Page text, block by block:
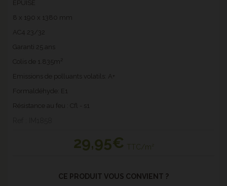
ÉPUISÉ
8 x 190 x 1380 mm
AC4 23/32
Garanti 25 ans
Colis de 1.835m²
Emissions de polluants volatils: A+
Formaldéhyde: E1
Résistance au feu : Cfl - s1
29,95€ TTC/m²
CE PRODUIT VOUS CONVIENT ?